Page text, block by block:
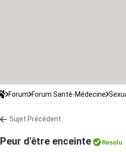
Forum Forum Santé-Médecine
Sujet Précédent
Peur d'être enceinte Résolu